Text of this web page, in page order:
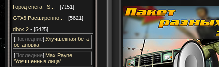
Город снега - S...
- [7151]
GTA3 Расширенно...
- [5821]
dbox 2 - [5425]
[Последние] Улучшенная бета
остановка
[Последние] Max Payne
'Улучшенные лица'